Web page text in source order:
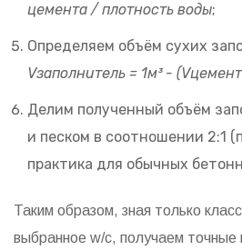
цемента / плотность воды;
Определяем объём сухих
Vзаполнитель = 1м³ -
Делим полученный объём
и песком в соотношении 2:1
практика для обычных
Таким образом, зная только
выбранное w/c, получаем